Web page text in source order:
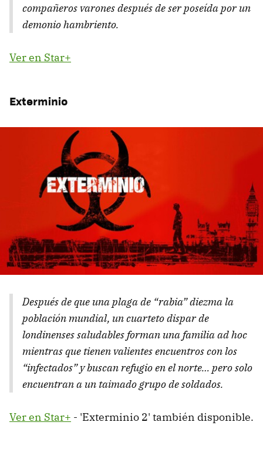
compañeros varones después de ser poseída por un
demonio hambriento.
Ver en Star+
Exterminio
Después de que una plaga de “rabia” diezma la
población mundial, un cuarteto dispar de
londinenses saludables forman una familia ad hoc
mientras que tienen valientes encuentros con los
“infectados” y buscan refugio en el norte… pero solo
encuentran a un taimado grupo de soldados.
Ver en Star+ - 'Exterminio 2' también disponible.